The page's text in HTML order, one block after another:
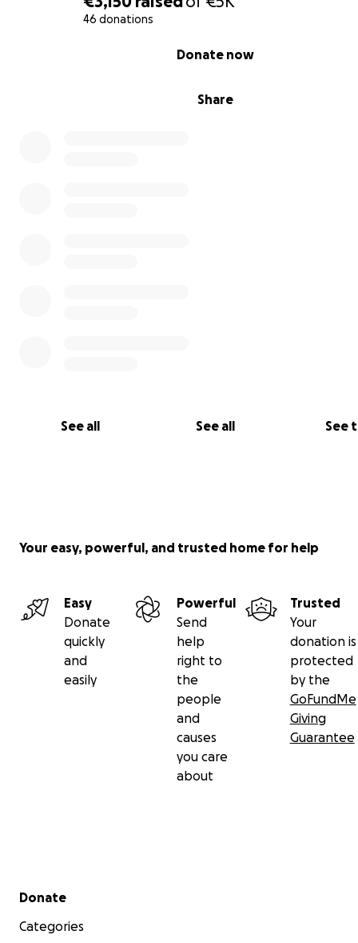
46 donations
Share
Donate now
See all See all See
Your easy, powerful, and trusted home for help
Easy
Donate
quickly
and
easily
Powerful
Send
help
right to
the
people
and
causes
you care
about
Trusted
Your
donation is
protected
by the
GoFundMe
Giving
Guarantee
Secondary menu
Donate
Categories